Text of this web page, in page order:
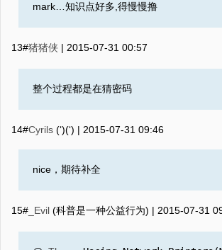
mark…知识点好多,得慢慢撸
13#猪猪侠 | 2015-07-31 00:57
整个过程都是在猜密码
14#Cyrils (‘)(‘) | 2015-07-31 09:46
nice，期待补全
15# _Evil (科普是一种公益行为) | 2015-07-31